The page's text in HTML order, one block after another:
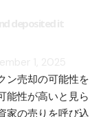
ン売却の可能性を
能性が高いと見ら
家の売りを呼び込